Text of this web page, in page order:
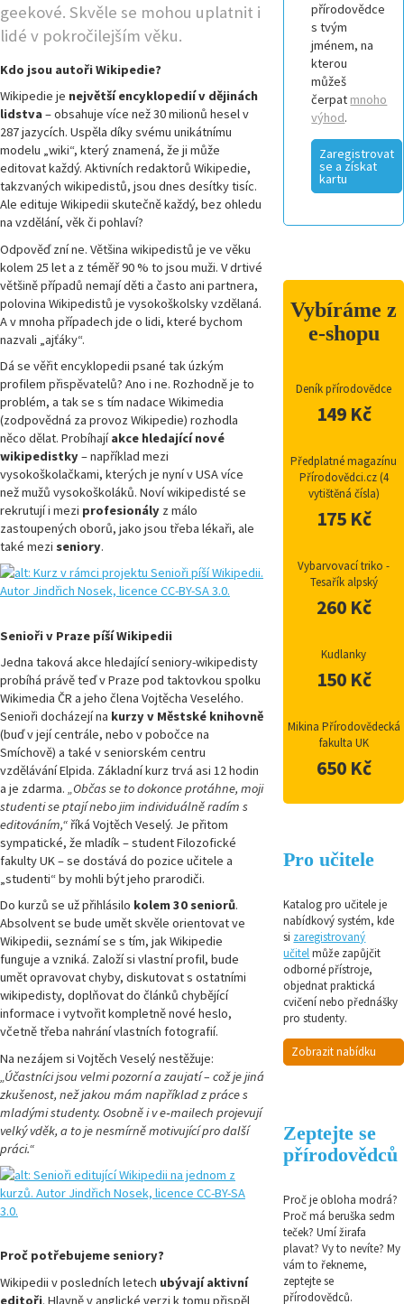
geekové. Skvěle se mohou uplatnit i
lidé v pokročilejším věku.
Kdo jsou autoři Wikipedie?
Wikipedie je největší encyklopedií v dějinách
lidstva– obsahuje více než 30 milionů hesel v
287 jazycích. Uspěla díky svému unikátnímu
modelu „wiki“, který znamená, že ji může
editovat každý. Aktivních redaktorů Wikipedie,
takzvaných wikipedistů, jsou dnes desítky tisíc.
Ale edituje Wikipedii skutečně každý, bez ohledu
na vzdělání, věk či pohlaví?
Odpověď zní ne. Většina wikipedistů je ve věku
kolem 25 let a z téměř 90 % to jsou muži. V drtivé
většině případů nemají děti a často ani partnera,
polovina Wikipedistů je vysokoškolsky vzdělaná.
A v mnoha případech jde o lidi, které bychom
nazvali „ajťáky“.
Dá se věřit encyklopedii psané tak úzkým
profilem přispěvatelů? Ano i ne. Rozhodně je to
problém, a tak se s tím nadace Wikimedia
(zodpovědná za provoz Wikipedie) rozhodla
něco dělat. Probíhajíakce hledající nové
wikipedistky– například mezi
vysokoškolačkami, kterých je nyní v USA více
než mužů vysokoškoláků. Noví wikipedisté se
rekrutují i mezi profesionály z málo
zastoupených oborů, jako jsou třeba lékaři, ale
také mezi seniory.
Senioři v Praze píší Wikipedii
Jedna taková akce hledající seniory-wikipedisty
probíhá právě teď v Praze pod taktovkou spolku
Wikimedia ČR a jeho člena Vojtěcha Veselého.
Senioři docházejí na kurzy v Městské knihovně
(buď v její centrále, nebo v pobočce na
Smíchově) a také v seniorském centru
vzdělávání Elpida. Základní kurz trvá asi 12 hodin
a je zdarma. „Občas se to dokonce protáhne, moji
studenti se ptají nebo jim individuálně radím s
editováním,“ říká Vojtěch Veselý. Je přitom
sympatické, že mladík – student Filozofické
fakulty UK – se dostává do pozice učitele a
„studenti“ by mohli být jeho prarodiči.
Do kurzů se už přihlásilo kolem 30 seniorů.
Absolvent se bude umět skvěle orientovat ve
Wikipedii, seznámí se s tím, jak Wikipedie
funguje a vzniká. Založí si vlastní profil, bude
umět opravovat chyby, diskutovat s ostatními
wikipedisty, doplňovat do článků chybějící
informace i vytvořit kompletně nové heslo,
včetně třeba nahrání vlastních fotografií.
Na nezájem si Vojtěch Veselý nestěžuje:
„Účastníci jsou velmi pozorní a zaujatí – což je jiná
zkušenost, než jakou mám například z práce s
mladými studenty. Osobně i v e‑mailech projevují
velký vděk, a to je nesmírně motivující pro další
práci.“
Proč potřebujeme seniory?
Wikipedii v posledních letech ubývají aktivní
editoři. Hlavně v anglické verzi k tomu přispěl
přírodovědce
s tvým
jménem, na
kterou
můžeš
čerpat mnoho
výhod.
Zaregistrovat
se a získat
kartu
Vybíráme z
e-shopu
Deník přírodovědce
149 Kč
Předplatné magazínu
Přírodovědci.cz (4
vytištěná čísla)
175 Kč
Vybarvovací triko -
Tesařík alpský
260 Kč
Kudlanky
150 Kč
Mikina Přírodovědecká
fakulta UK
650 Kč
Pro učitele
Katalog pro učitele je
nabídkový systém, kde
si zaregistrovaný
učitelmůže zapůjčit
odborné přístroje,
objednat praktická
cvičení nebo přednášky
pro studenty.
Zobrazit nabídku
Zeptejte se
přírodovědců
Proč je obloha modrá?
Proč má beruška sedm
teček? Umí žirafa
plavat? Vy to nevíte? My
vám to řekneme,
zeptejte se
přírodovědců.